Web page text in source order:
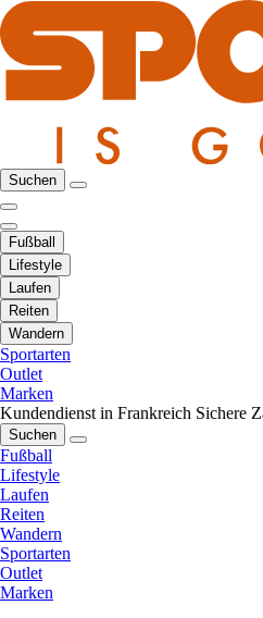
Suchen
Fußball
Lifestyle
Laufen
Reiten
Wandern
Sportarten
Outlet
Marken
Kundendienst in Frankreich Sichere
Suchen
Fußball
Lifestyle
Laufen
Reiten
Wandern
Sportarten
Outlet
Marken